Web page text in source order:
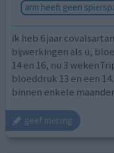
arm heeft geen
ik heb 6 jaar
bijwerkingen als u,
14 en 16, nu 3
bloeddruk 13 en een
binnen enkele
geef mening